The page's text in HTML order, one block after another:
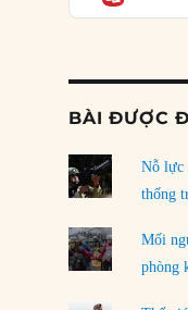
03/08/2026
Đặt cược vào
rủi ro
02/08/2026
Làm thế nào
01/08/2026
Chiến lược kế
BÀI ĐƯỢC
Nỗ lực
thống
Mối
phòng